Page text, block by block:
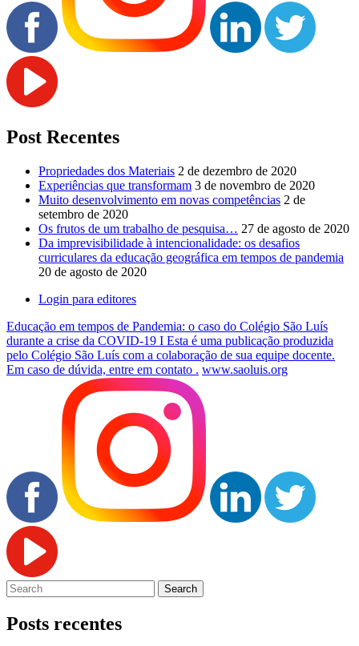
Post Recentes
Propriedades dos Materiais 2 de dezembro de 2020
Experiências que transformam 3 de novembro de 2020
Muito desenvolvimento em novas competências 2 de
setembro de 2020
Os frutos de um trabalho de pesquisa… 27 de agosto de 2020
Da imprevisibilidade à intencionalidade: os desafios
curriculares da educação geográfica em tempos de pandemia
20 de agosto de 2020
Login para editores
Educação em tempos de Pandemia: o caso do Colégio São Luís
durante a crise da COVID-19 I Esta é uma publicação produzida
pelo Colégio São Luís com a colaboração de sua equipe docente.
Em caso de dúvida, entre em contato . www.saoluis.org
Posts recentes